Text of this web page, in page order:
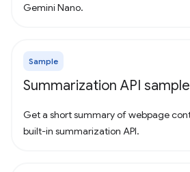
Gemini Nano.
Sample
Summarization API sample
Get a short summary of webpage
built-in summarization API.